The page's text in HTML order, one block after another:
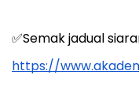
✅Semak jadual
https://